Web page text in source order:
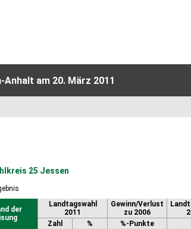
am 20. März 2011
25 Jessen
der
Landtagswahl
2011
Gewinn/Verlust
zu 2006
Zahl
% %-Punkte